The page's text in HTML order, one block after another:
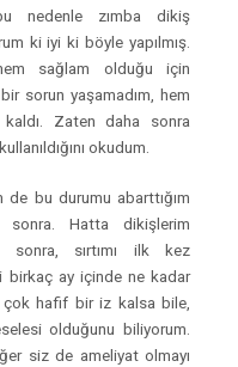
nedenle zımba dikiş
ki iyi ki böyle yapılmış.
sağlam olduğu için
sorun yaşamadım, hem
Zaten daha sonra
okudum.
bu durumu abarttığım
Hatta dikişlerim
sonra, sırtımı ilk kez
birkaç ay içinde ne kadar
çok hafif bir iz kalsa bile,
olduğunu biliyorum.
siz de ameliyat olmayı